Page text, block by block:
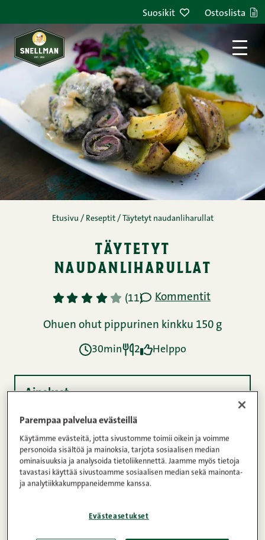
Suosikit Ostoslista
Etusivu / Reseptit / Täytetyt naudanliharullat
täytetyt
naudanliharullat
1 2 3 4 5 (11) Kommentit
Ohuen ohut pippurinen kinkku 150 g
30min 2 Helppo
Ainekset
Ohje
Ravintosisältö
Parempaa palvelua evästeillä
Käytämme evästeitä, jotta sivustomme toimii oikein ja voimme
personoida sisältöä ja mainoksia, tarjota sosiaalisen median
ominaisuuksia ja analysoida tietoliikennettä. Jaamme myös tietoja
tavastasi käyttää sivustoamme sosiaalisen median sekä mainonta-
ja analytiikkakumppaneidemme kanssa.
Evästeasetukset